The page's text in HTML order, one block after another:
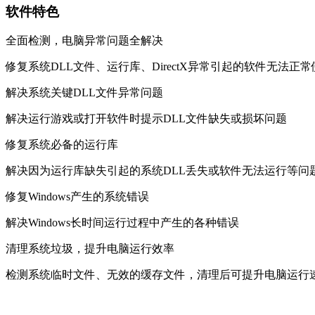
软件特色
全面检测，电脑异常问题全解决
修复系统DLL文件、运行库、DirectX异常引起的软件无法正常
解决系统关键DLL文件异常问题
解决运行游戏或打开软件时提示DLL文件缺失或损坏问题
修复系统必备的运行库
解决因为运行库缺失引起的系统DLL丢失或软件无法运行等问
修复Windows产生的系统错误
解决Windows长时间运行过程中产生的各种错误
清理系统垃圾，提升电脑运行效率
检测系统临时文件、无效的缓存文件，清理后可提升电脑运行